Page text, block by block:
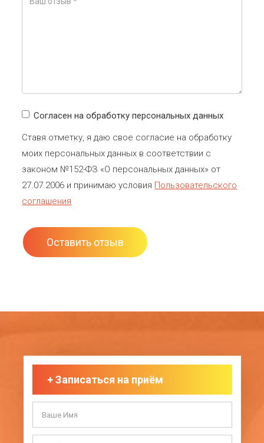
Согласен на обработку персональных данных
Ставя отметку, я даю свое согласие на обработку
моих персональных данных в соответствии с
законом №152-ФЗ «О персональных данных» от
27.07.2006 и принимаю условия Пользовательского
соглашения
+Записаться на приём